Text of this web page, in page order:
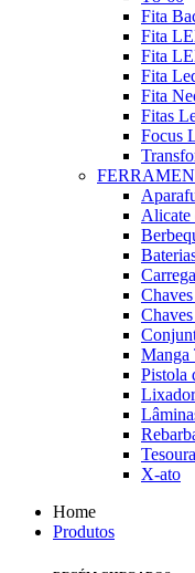
Fita
Fita
Fita
Fita
Fita
Fitas
Focus
Alicate
Manga
Pistola
X-ato
Home
Produtos